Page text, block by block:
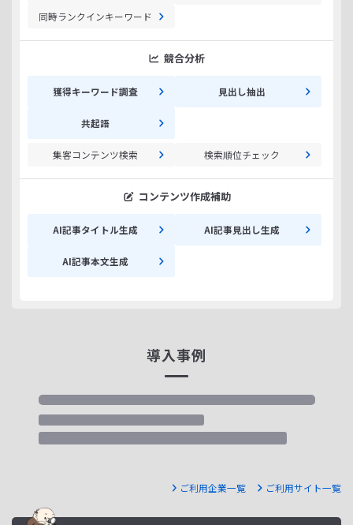
同時ランクインキーワード
競合分析
獲得キーワード調査 見出し抽出
共起語
集客コンテンツ検索 検索順位チェック
コンテンツ作成補助
AI記事タイトル生成 AI記事見出し生成
AI記事本文生成
導入事例
ご利用企業一覧 ご利用サイト一覧